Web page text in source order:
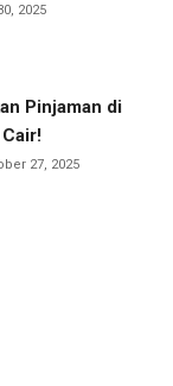
2025
Pinjaman di
27, 2025